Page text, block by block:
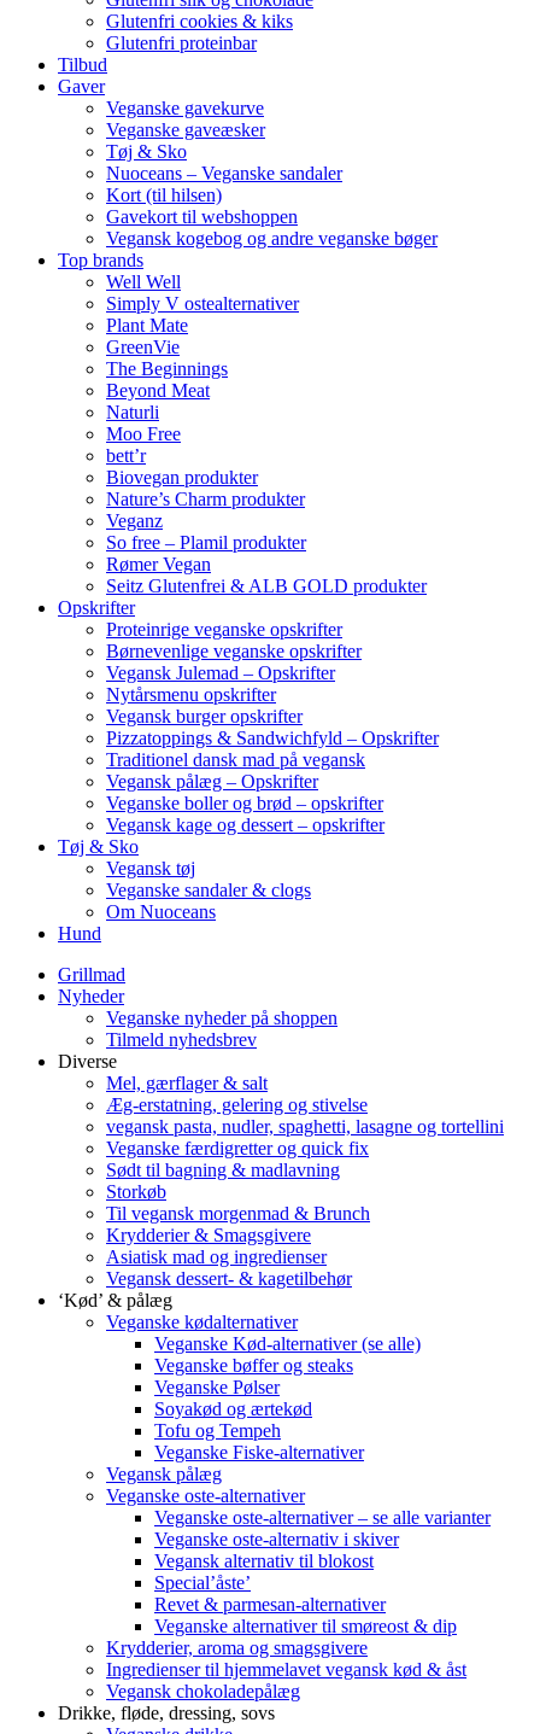
Glutenfri cookies & kiks
Glutenfri proteinbar
Tilbud
Gaver
Veganske gavekurve
Veganske gaveæsker
Tøj & Sko
Nuoceans – Veganske sandaler
Kort (til hilsen)
Gavekort til webshoppen
Vegansk kogebog og andre veganske bøger
Top brands
Well Well
Simply V ostealternativer
Plant Mate
GreenVie
The Beginnings
Beyond Meat
Naturli
Moo Free
bett’r
Biovegan produkter
Nature’s Charm produkter
Veganz
So free – Plamil produkter
Rømer Vegan
Seitz Glutenfrei & ALB GOLD produkter
Opskrifter
Proteinrige veganske opskrifter
Børnevenlige veganske opskrifter
Vegansk Julemad – Opskrifter
Nytårsmenu opskrifter
Vegansk burger opskrifter
Pizzatoppings & Sandwichfyld – Opskrifter
Traditionel dansk mad på vegansk
Vegansk pålæg – Opskrifter
Veganske boller og brød – opskrifter
Vegansk kage og dessert – opskrifter
Tøj & Sko
Vegansk tøj
Veganske sandaler & clogs
Om Nuoceans
Hund
Grillmad
Nyheder
Veganske nyheder på shoppen
Tilmeld nyhedsbrev
Diverse
Mel, gærflager & salt
Æg-erstatning, gelering og stivelse
vegansk pasta, nudler, spaghetti, lasagne og tortellini
Veganske færdigretter og quick fix
Sødt til bagning & madlavning
Storkøb
Til vegansk morgenmad & Brunch
Krydderier & Smagsgivere
Asiatisk mad og ingredienser
Vegansk dessert- & kagetilbehør
‘Kød’ & pålæg
Veganske kødalternativer
Veganske Kød-alternativer (se alle)
Veganske bøffer og steaks
Veganske Pølser
Soyakød og ærtekød
Tofu og Tempeh
Veganske Fiske-alternativer
Vegansk pålæg
Veganske oste-alternativer
Veganske oste-alternativer – se alle varianter
Veganske oste-alternativ i skiver
Vegansk alternativ til blokost
Special’åste’
Revet & parmesan-alternativer
Veganske alternativer til smøreost & dip
Krydderier, aroma og smagsgivere
Ingredienser til hjemmelavet vegansk kød & åst
Vegansk chokoladepålæg
Drikke, fløde, dressing, sovs